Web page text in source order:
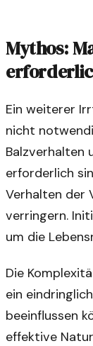
Mythos:
Ein weiterer
nicht
Balzverhalten
erforderlich
Verhalten der
verringern.
um die
Die
ein
beeinflussen
effektive